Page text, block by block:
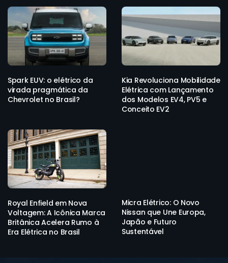
Spark EUV: o elétrico da
virada pragmática da
Chevrolet no Brasil?
Kia Revoluciona Mobilidade
Elétrica com Lançamento
dos Modelos EV4, PV5 e
Conceito EV2
Royal Enfield em Nova
Voltagem: A Icônica Marca
Britânica Acelera Rumo à
Era Elétrica no Brasil
Micra Elétrico: O Novo
Nissan que Une Europa,
Japão e Futuro
Sustentável